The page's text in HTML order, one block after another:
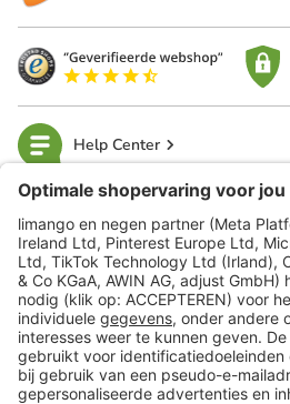
Help Center
limango
Veilig winkelen
Klantenservice
Shop